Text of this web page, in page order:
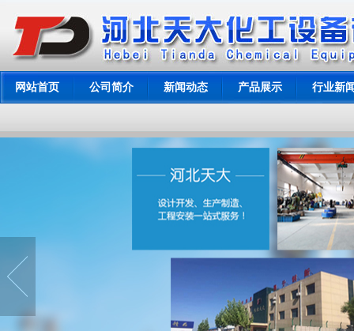
网站首页 公司简介 新闻动态 产品展示 行业新